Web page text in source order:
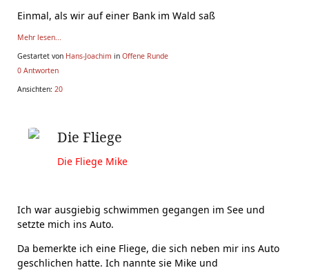
Einmal, als wir auf einer Bank im Wald saß
Mehr lesen...
Gestartet von Hans-Joachim in Offene Runde
0 Antworten
Ansichten: 20
Die Fliege
Die Fliege Mike
Ich war ausgiebig schwimmen gegangen im See und
setzte mich ins Auto.
Da bemerkte ich eine Fliege, die sich neben mir ins Auto
geschlichen hatte. Ich nannte sie Mike und